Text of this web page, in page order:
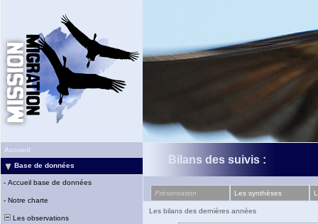
Accueil
Base de données
- Accueil base de données
- Notre charte
Les observations
Bilans des suivis :
Présentation Les synthèses
Les bilans des dernières années